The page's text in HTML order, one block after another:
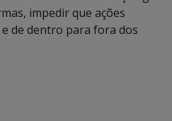
impedir que ações
de dentro para fora dos